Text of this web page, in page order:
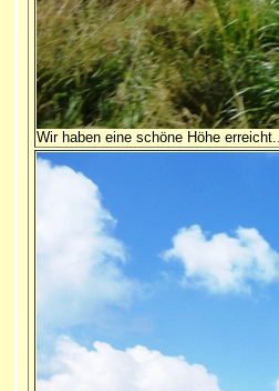
Wir haben eine schöne Höhe erreicht...